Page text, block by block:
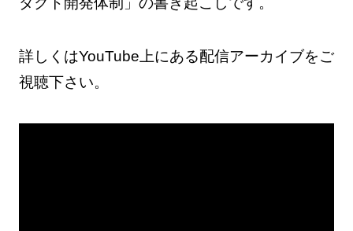
詳しくはYouTube上にある配信アーカイブをご
視聴下さい。